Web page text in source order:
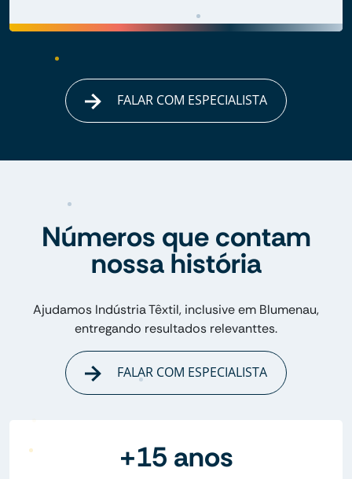
FALAR COM ESPECIALISTA
Números que contam
nossa história
Ajudamos Indústria Têxtil, inclusive em Blumenau,
entregando resultados relevanttes.
FALAR COM ESPECIALISTA
+15 anos